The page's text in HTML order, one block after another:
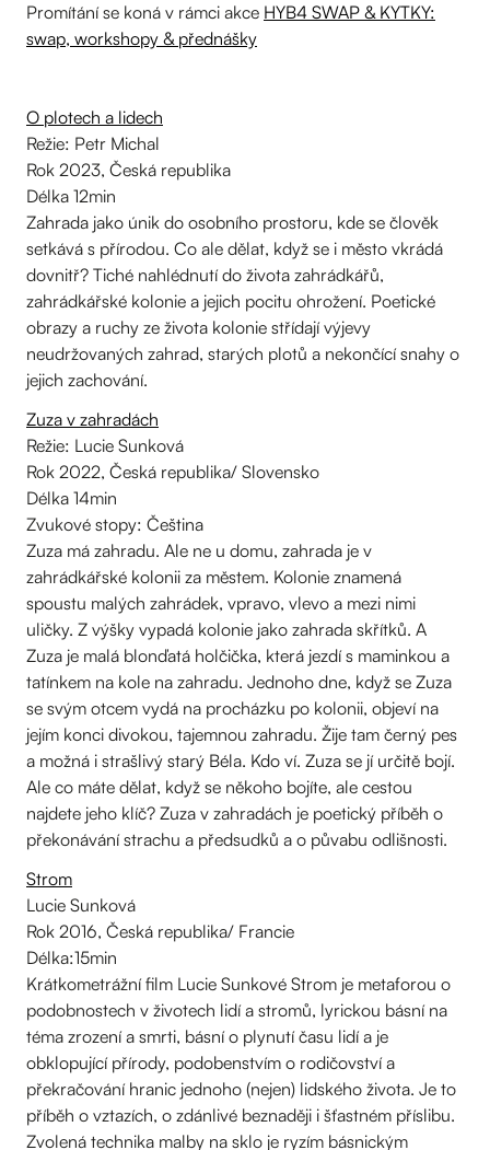
Promítání se koná v rámci akce HYB4 SWAP & KYTKY:
swap, workshopy & přednášky
O plotech a lidech
Režie: Petr Michal
Rok 2023, Česká republika
Délka 12min
Zahrada jako únik do osobního prostoru, kde se člověk
setkává s přírodou. Co ale dělat, když se i město vkrádá
dovnitř? Tiché nahlédnutí do života zahrádkářů,
zahrádkářské kolonie a jejich pocitu ohrožení. Poetické
obrazy a ruchy ze života kolonie střídají výjevy
neudržovaných zahrad, starých plotů a nekončící snahy o
jejich zachování.
Zuza v zahradách
Režie: Lucie Sunková
Rok 2022, Česká republika/ Slovensko
Délka 14min
Zvukové stopy: Čeština
Zuza má zahradu. Ale ne u domu, zahrada je v
zahrádkářské kolonii za městem. Kolonie znamená
spoustu malých zahrádek, vpravo, vlevo a mezi nimi
uličky. Z výšky vypadá kolonie jako zahrada skřítků. A
Zuza je malá blonďatá holčička, která jezdí s maminkou a
tatínkem na kole na zahradu. Jednoho dne, když se Zuza
se svým otcem vydá na procházku po kolonii, objeví na
jejím konci divokou, tajemnou zahradu. Žije tam černý pes
a možná i strašlivý starý Béla. Kdo ví. Zuza se jí určitě bojí.
Ale co máte dělat, když se někoho bojíte, ale cestou
najdete jeho klíč? Zuza v zahradách je poetický příběh o
překonávání strachu a předsudků a o půvabu odlišnosti.
Strom
Lucie Sunková
Rok 2016, Česká republika/ Francie
Délka:15min
Krátkometrážní film Lucie Sunkové Strom je metaforou o
podobnostech v životech lidí a stromů, lyrickou básní na
téma zrození a smrti, básní o plynutí času lidí a je
obklopující přírody, podobenstvím o rodičovství a
překračování hranic jednoho (nejen) lidského života. Je to
příběh o vztazích, o zdánlivé beznaději i šťastném příslibu.
Zvolená technika malby na sklo je ryzím básnickým